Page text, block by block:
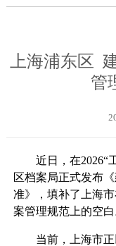
上海浦东区
管
近日，在2026“
区档案局正式发布
准》，填补了上海
案管理规范上的空白
当前，上海市